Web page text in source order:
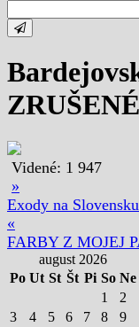
Videné: 1 947
»
Exody na
«
FARBY Z MOJEJ
august 2026
Po Ut St Št Pi So Ne
1
2
3
4 5 6 7 8
9